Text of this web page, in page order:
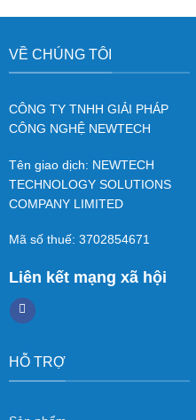
VỀ CHÚNG TÔI
CÔNG TY TNHH GIẢI PHÁP
CÔNG NGHỆ NEWTECH
Tên giao dịch: NEWTECH
TECHNOLOGY SOLUTIONS
COMPANY LIMITED
Mã số thuế: 3702854671
Liên kết mạng xã hội
HỖ TRỢ